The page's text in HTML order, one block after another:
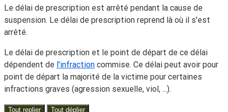
Le délai de prescription est arrêté pendant la cause de
suspension. Le délai de prescription reprend là où il s'est
arrêté.
Le délai de prescription et le point de départ de ce délai
dépendent de l'infraction commise. Ce délai peut avoir pour
point de départ la majorité de la victime pour certaines
infractions graves (agression sexuelle, viol, ...).
Tout replier Tout déplier